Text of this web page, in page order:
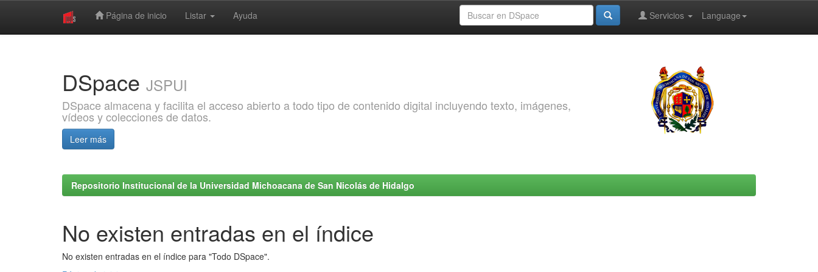
Página de inicio Listar Ayuda Language
Servicios
DSpace JSPUI
DSpace almacena y facilita el acceso abierto a todo tipo de contenido digital incluyendo texto, imágenes,
vídeos y colecciones de datos.
Leer más
Repositorio Institucional de la Universidad Michoacana de San Nicolás de Hidalgo
No existen entradas en el índice
No existen entradas en el índice para "Todo DSpace".